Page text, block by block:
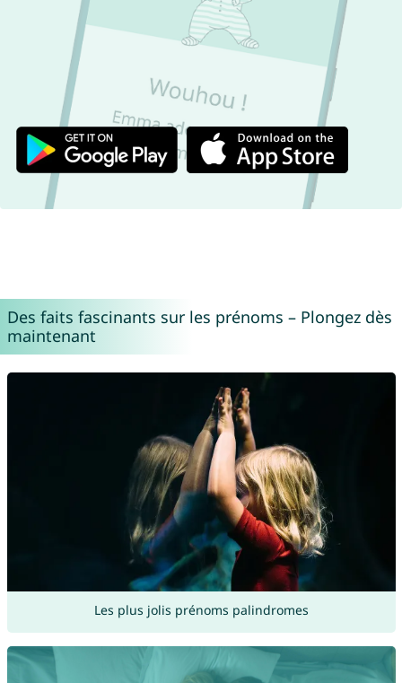
Des faits fascinants sur les prénoms – Plongez dès
maintenant
Les plus jolis prénoms palindromes